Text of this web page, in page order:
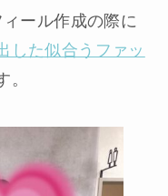
ール作成の際に
した似合うファッ
。